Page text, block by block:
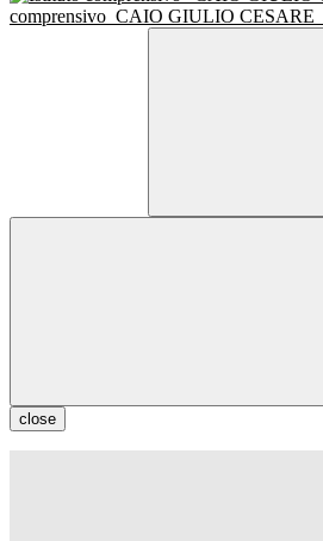
comprensivo CAIO GIULIO CESARE
close